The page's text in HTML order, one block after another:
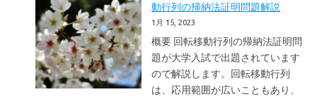
動行列の帰納法証明問題解説
1月 15, 2023
概要 回転移動行列の帰納法証明問
題が大学入試で出題されています
ので解説します。回転移動行列
は、応用範囲が広いこともあり、